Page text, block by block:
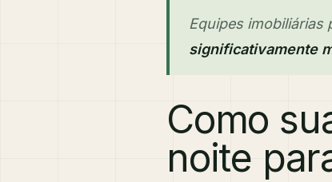
Equipes imobiliárias
significativamente
Como
noite